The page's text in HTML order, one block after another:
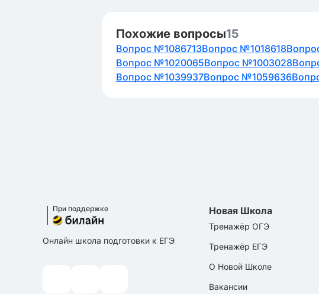
Похожие вопросы15
Вопрос №1086713Вопрос №1018618
Вопрос №1020065Вопрос №1003028
Вопрос №1039937Вопрос №1059636
При поддержке
Онлайн школа подготовки к ЕГЭ
Новая Школа
Тренажёр ОГЭ
Тренажёр ЕГЭ
О Новой Школе
Вакансии